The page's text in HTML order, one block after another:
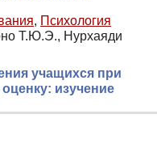
, Психология
Т.Ю.Э., Нурхаяди
учащихся при
изучение